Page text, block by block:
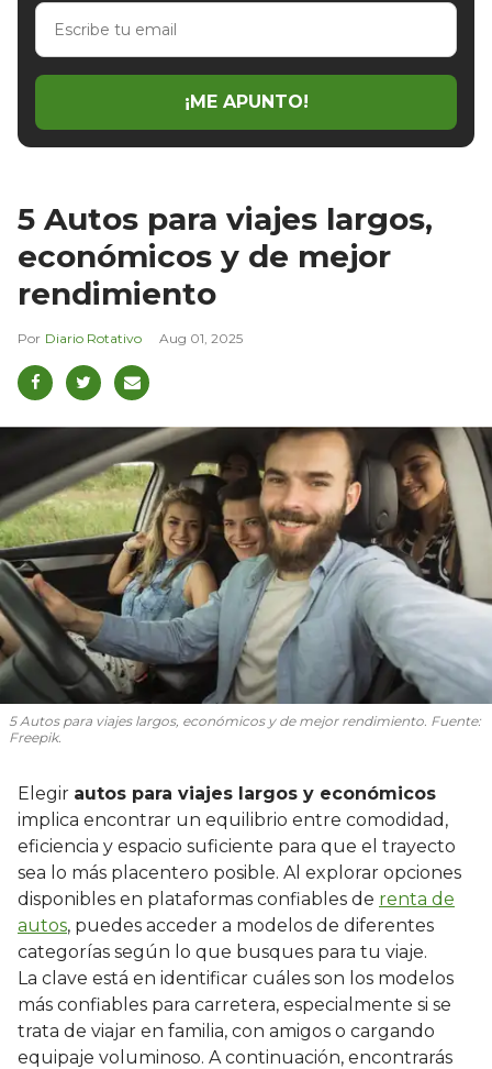
Escribe
email
¡ME APUNTO!
5 Autos para viajes largos,
económicos y de mejor
rendimiento
Diario Rotativo Aug 01, 2025
5 Autos para viajes largos, económicos y de mejor rendimiento. Fuente:
Freepik.
Elegir autos para viajes largos y económicos
implica encontrar un equilibrio entre comodidad,
eficiencia y espacio suficiente para que el trayecto
sea lo más placentero posible. Al explorar opciones
disponibles en plataformas confiables de renta de
autos, puedes acceder a modelos de diferentes
categorías según lo que busques para tu viaje.
La clave está en identificar cuáles son los modelos
más confiables para carretera, especialmente si se
trata de viajar en familia, con amigos o cargando
equipaje voluminoso. A continuación, encontrarás